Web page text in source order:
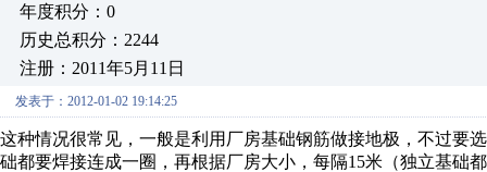
年度积分：0
历史总积分：2244
注册：2011年5月11日
发表于：2012-01-02 19:14:25
这种情况很常见，一般是利用厂房基础钢筋做接地极，不过要
础都要焊接连成一圈，再根据厂房大小，每隔15米（独立基础